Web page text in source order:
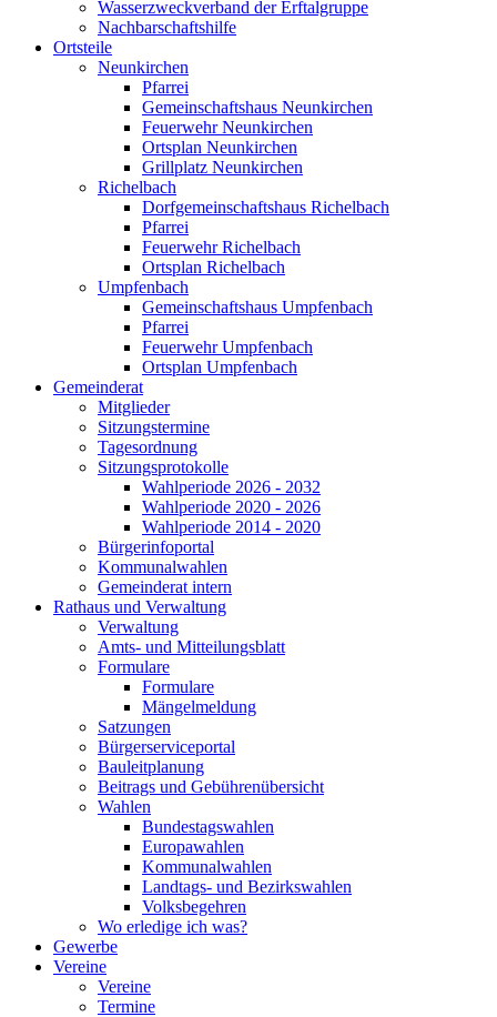
Wasserzweckverband der Erftalgruppe
Nachbarschaftshilfe
Ortsteile
Neunkirchen
Pfarrei
Gemeinschaftshaus Neunkirchen
Feuerwehr Neunkirchen
Ortsplan Neunkirchen
Grillplatz Neunkirchen
Richelbach
Dorfgemeinschaftshaus Richelbach
Pfarrei
Feuerwehr Richelbach
Ortsplan Richelbach
Umpfenbach
Gemeinschaftshaus Umpfenbach
Pfarrei
Feuerwehr Umpfenbach
Ortsplan Umpfenbach
Gemeinderat
Mitglieder
Sitzungstermine
Tagesordnung
Sitzungsprotokolle
Wahlperiode 2026 - 2032
Wahlperiode 2020 - 2026
Wahlperiode 2014 - 2020
Bürgerinfoportal
Kommunalwahlen
Gemeinderat intern
Rathaus und Verwaltung
Verwaltung
Amts- und Mitteilungsblatt
Formulare
Formulare
Mängelmeldung
Satzungen
Bürgerserviceportal
Bauleitplanung
Beitrags und Gebührenübersicht
Wahlen
Bundestagswahlen
Europawahlen
Kommunalwahlen
Landtags- und Bezirkswahlen
Volksbegehren
Wo erledige ich was?
Gewerbe
Vereine
Vereine
Termine